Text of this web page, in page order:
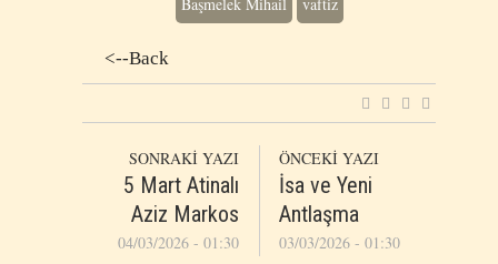
<--Back
SONRAKİ YAZI
5 Mart Atinalı
Aziz Markos
04/03/2026 - 01:30
ÖNCEKİ YAZI
İsa ve Yeni
Antlaşma
03/03/2026 - 01:30